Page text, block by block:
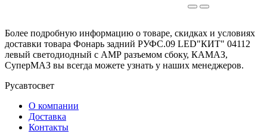
Более подробную информацию о товаре, скидках и условиях
доставки товара Фонарь задний РУФС.09 LED"КИТ" 04112
левый светодиодный с АМР разъемом сбоку, КАМАЗ,
СуперМАЗ вы всегда можете узнать у наших менеджеров.
Русавтосвет
О компании
Доставка
Контакты